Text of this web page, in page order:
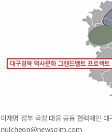
이재명 정부 국정 대응 공동 협력체인
nulcheon@newspim.com